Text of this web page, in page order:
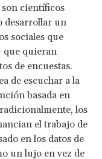
son científicos
desarrollar un
sociales que
que quieran
de encuestas.
de escuchar a la
basada en
los
el trabajo de
en los datos de
un lujo en vez de